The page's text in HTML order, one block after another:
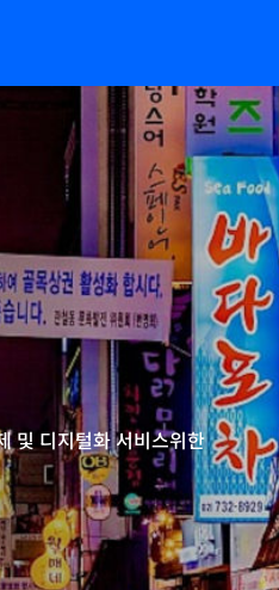
메입 서비스 제공자
단일 통합으로 여러 결제 앱
이용하기
뉴스 및 미디어
Alipay+ 관련 뉴스
Alipay+ 최신 뉴스
및 디지털화 서비스위한